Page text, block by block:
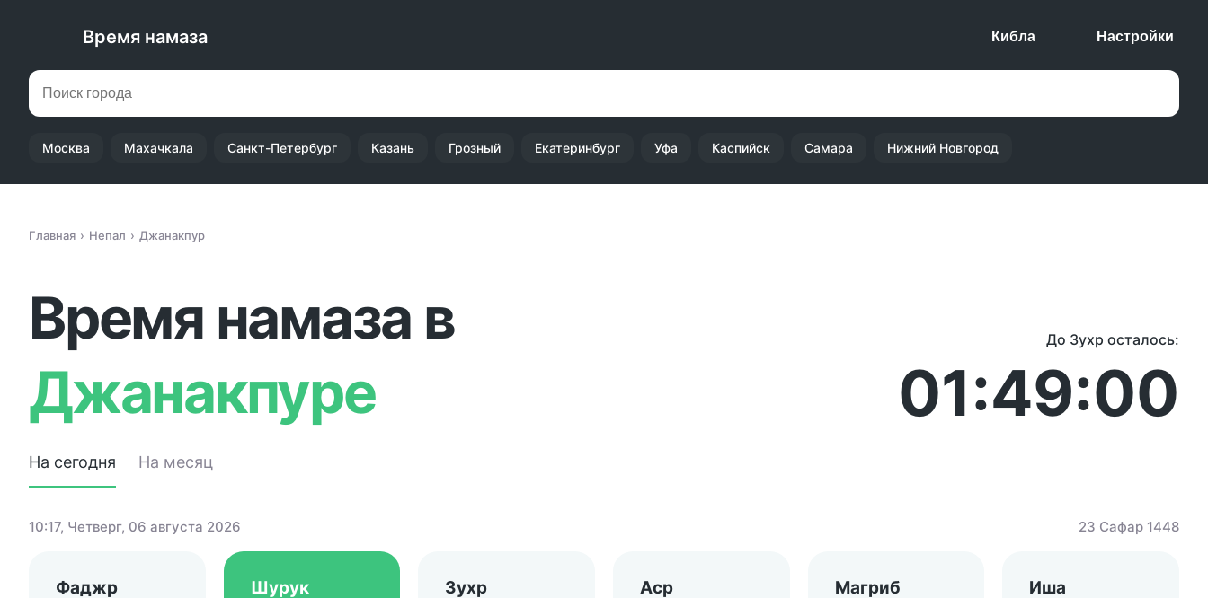
Время намаза Кибла Настройки
Москва Махачкала Санкт-Петербург Казань Грозный Екатеринбург Уфа Каспийск Самара Нижний Новгород
Главная Непал Джанакпур
Время намаза в
Джанакпуре
До Зухр осталось:
01:49:00
На сегодня На месяц
10:17, Четверг, 06 августа 2026 23 Сафар 1448
Фаджр Шурук Зухр Аср Магриб Иша